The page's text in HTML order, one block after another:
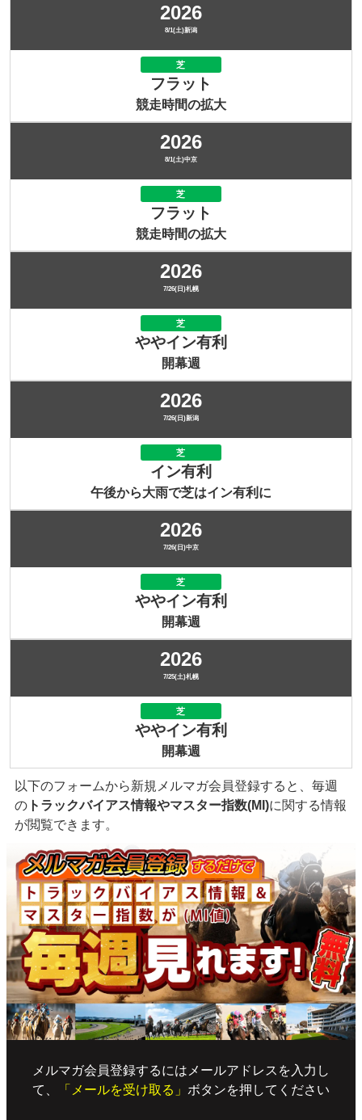
2026
8/1(土)新潟
芝
フラット
競走時間の拡大
2026
8/1(土)中京
芝
フラット
競走時間の拡大
2026
7/26(日)札幌
芝
ややイン有利
開幕週
2026
7/26(日)新潟
芝
イン有利
午後から大雨で芝はイン有利に
2026
7/26(日)中京
芝
ややイン有利
開幕週
2026
7/25(土)札幌
芝
ややイン有利
開幕週
以下のフォームから新規メルマガ会員登録すると、毎週
の トラックバイアス情報やマスター指数(MI)に関する情報
が閲覧できます。
メルマガ会員登録するにはメールアドレスを入力し
て、
「メールを受け取る」 ボタンを押してください